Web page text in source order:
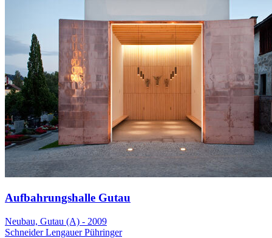
Aufbahrungshalle Gutau
Neubau, Gutau (A) - 2009
Schneider Lengauer Pühringer